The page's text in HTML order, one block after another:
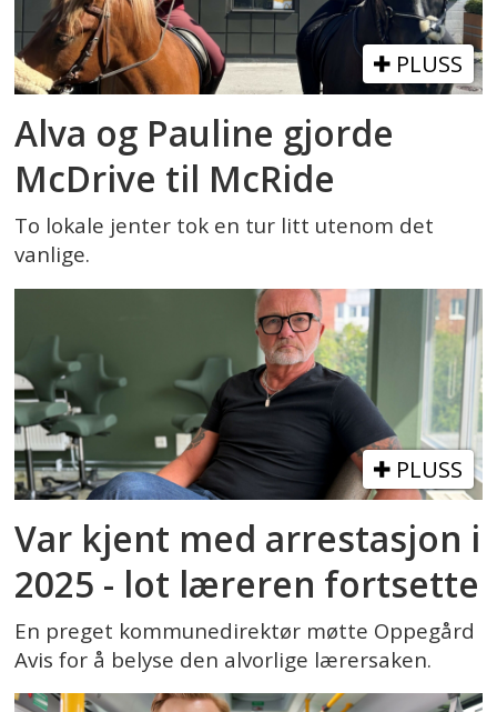
PLUSS
Alva og Pauline gjorde
McDrive til McRide
To lokale jenter tok en tur litt utenom det
vanlige.
PLUSS
Var kjent med arrestasjon i
2025 - lot læreren fortsette
En preget kommunedirektør møtte Oppegård
Avis for å belyse den alvorlige lærersaken.